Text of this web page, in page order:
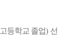
고등학교 졸업) 선